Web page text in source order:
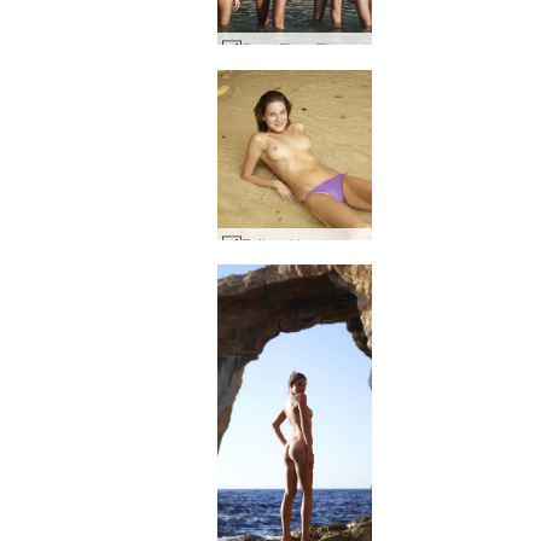
Coxy Flora Thea Zaika 4 divy #27
Zaika akty po raz pierwszy #28